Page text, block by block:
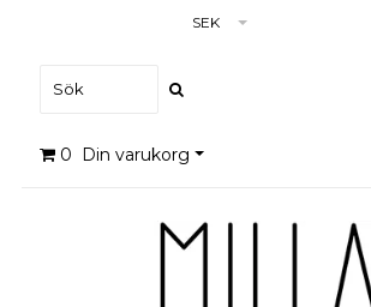
SEK
0 Din varukorg